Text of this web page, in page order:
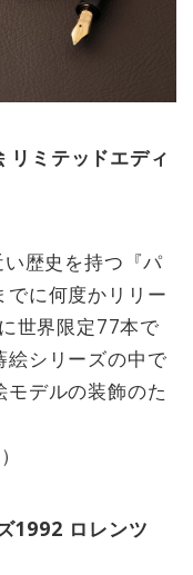
リミテッドエディ
歴史を持つ『パ
でに何度かリリー
世界限定77本で
絵シリーズの中で
モデルの装飾のた
1992 ロレンツ